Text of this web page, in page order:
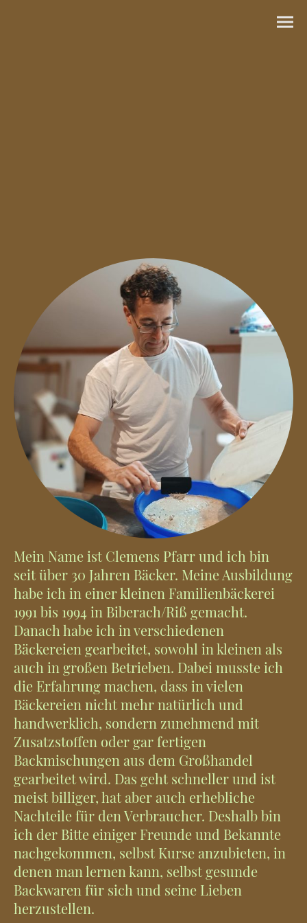
Mein Name ist Clemens Pfarr und ich bin
seit über 30 Jahren Bäcker. Meine Ausbildung
habe ich in einer kleinen Familienbäckerei
1991 bis 1994 in Biberach/Riß gemacht.
Danach habe ich in verschiedenen
Bäckereien gearbeitet, sowohl in kleinen als
auch in großen Betrieben. Dabei musste ich
die Erfahrung machen, dass in vielen
Bäckereien nicht mehr natürlich und
handwerklich, sondern zunehmend mit
Zusatzstoffen oder gar fertigen
Backmischungen aus dem Großhandel
gearbeitet wird. Das geht schneller und ist
meist billiger, hat aber auch erhebliche
Nachteile für den Verbraucher. Deshalb bin
ich der Bitte einiger Freunde und Bekannte
nachgekommen, selbst Kurse anzubieten, in
denen man lernen kann, selbst gesunde
Backwaren für sich und seine Lieben
herzustellen.